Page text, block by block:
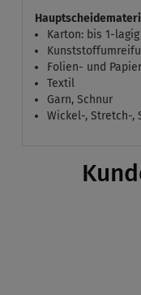
Karton: bis 1-lagig
Folien- und
Textil
Garn, Schnur
Wickel-, Stretch-,